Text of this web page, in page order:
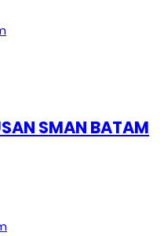
SMAN BATAM